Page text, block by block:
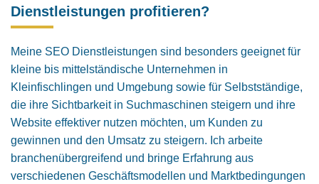
Dienstleistungen profitieren?
Meine SEO Dienstleistungen sind besonders geeignet für
kleine bis mittelständische Unternehmen in
Kleinfischlingen und Umgebung sowie für Selbstständige,
die ihre Sichtbarkeit in Suchmaschinen steigern und ihre
Website effektiver nutzen möchten, um Kunden zu
gewinnen und den Umsatz zu steigern. Ich arbeite
branchenübergreifend und bringe Erfahrung aus
verschiedenen Geschäftsmodellen und Marktbedingungen